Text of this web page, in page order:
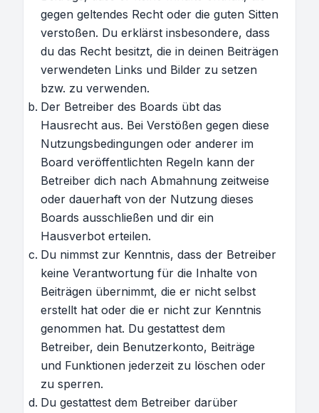
gegen geltendes Recht oder die guten Sitten
verstoßen. Du erklärst insbesondere, dass
du das Recht besitzt, die in deinen Beiträgen
verwendeten Links und Bilder zu setzen
bzw. zu verwenden.
Der Betreiber des Boards übt das
Hausrecht aus. Bei Verstößen gegen diese
Nutzungsbedingungen oder anderer im
Board veröffentlichten Regeln kann der
Betreiber dich nach Abmahnung zeitweise
oder dauerhaft von der Nutzung dieses
Boards ausschließen und dir ein
Hausverbot erteilen.
Du nimmst zur Kenntnis, dass der Betreiber
keine Verantwortung für die Inhalte von
Beiträgen übernimmt, die er nicht selbst
erstellt hat oder die er nicht zur Kenntnis
genommen hat. Du gestattest dem
Betreiber, dein Benutzerkonto, Beiträge
und Funktionen jederzeit zu löschen oder
zu sperren.
Du gestattest dem Betreiber darüber